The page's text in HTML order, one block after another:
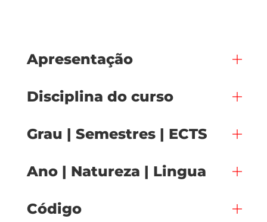
Apresentação
Disciplina do curso
Grau | Semestres | ECTS
Ano | Natureza | Lingua
Código